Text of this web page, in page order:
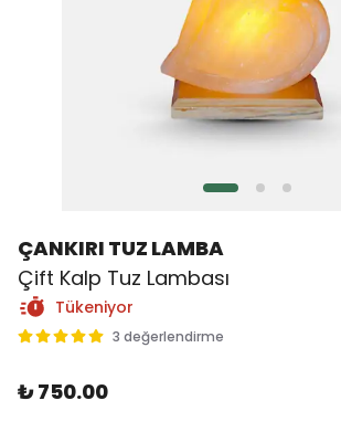
ÇANKIRI TUZ LAMBA
Çift Kalp Tuz Lambası
Tükeniyor
3 değerlendirme
₺ 750.00